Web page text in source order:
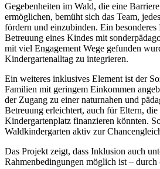
Gegebenheiten im Wald, die eine
ermöglichen, bemüht sich das Team,
fördern und einzubinden. Ein
Betreuung eines Kindes mit
mit viel Engagement Wege gefunden
Kindergartenalltag zu integrieren.
Ein weiteres inklusives Element ist der
Familien mit geringem Einkommen
der Zugang zu einer naturnahen und
Betreuung erleichtert, auch für Eltern,
Kindergartenplatz finanzieren könnten.
Waldkindergarten aktiv zur
Das Projekt zeigt, dass Inklusion auch
Rahmenbedingungen möglich ist – durch